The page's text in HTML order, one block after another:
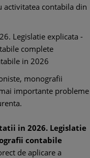
contabila din
Legislatie explicata -
complete
in 2026
monografii
importante probleme
in 2026. Legislatie
contabile
de aplicare a